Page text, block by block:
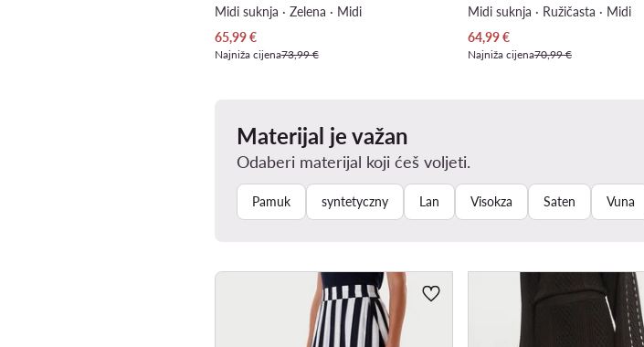
Midi suknja · Zelena · Midi
Trenutna cijena
65,99€
Najniža cijena73,99 €
Midi suknja · Ružičasta · Midi
Trenutna cijena
64,99€
Najniža cijena70,99 €
Materijal je važan
Odaberi materijal koji ćeš voljeti.
Pamuk syntetyczny Lan Visokza Saten Vuna